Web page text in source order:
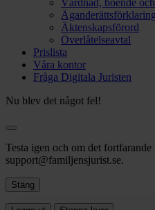
Vårdnad, boende
Äganderättsförklaring
Äktenskapsförord
Överlåtelseavtal
Prislista
Våra kontor
Fråga Digitala Juristen
Nu blev det något fel!
Testa igen och om det
support@familjensjurist.se.
Stäng